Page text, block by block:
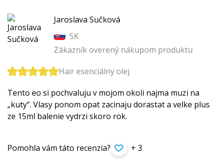
Jaroslava Sučková
SK
Zákazník overený nákupom produktu
Hair esenciálny olej
Tento eo si pochvaluju v mojom okoli najma muzi na
„kuty“. Vlasy ponom opat zacinaju dorastat a velke plus
ze 15ml balenie vydrzi skoro rok.
Pomohla vám táto recenzia? + 3